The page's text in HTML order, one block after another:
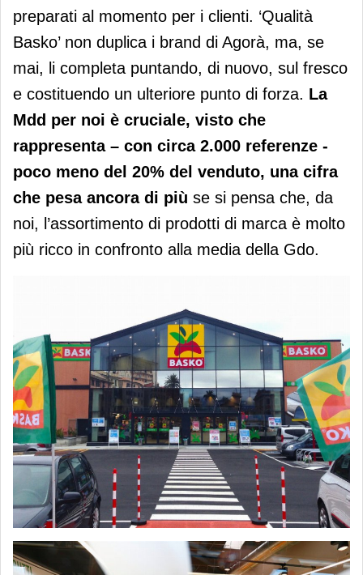
preparati al momento per i clienti. ‘Qualità
Basko’ non duplica i brand di Agorà, ma, se
mai, li completa puntando, di nuovo, sul fresco
e costituendo un ulteriore punto di forza. La
Mdd per noi è cruciale, visto che
rappresenta – con circa 2.000 referenze -
poco meno del 20% del venduto, una cifra
che pesa ancora di più se si pensa che, da
noi, l’assortimento di prodotti di marca è molto
più ricco in confronto alla media della Gdo.